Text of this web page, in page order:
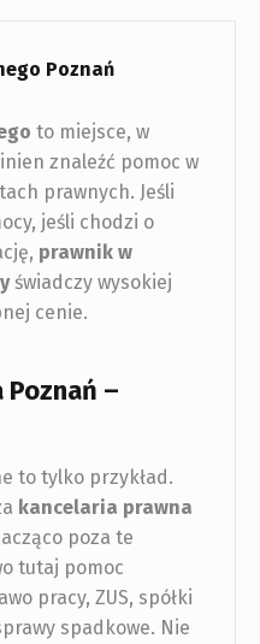
Poznań
to miejsce, w
znaleźć pomoc w
prawnych. Jeśli
jeśli chodzi o
prawnik w
świadczy wysokiej
cenie.
–
to tylko przykład.
kancelaria prawna
poza te
tutaj pomoc
pracy, ZUS, spółki
spadkowe. Nie